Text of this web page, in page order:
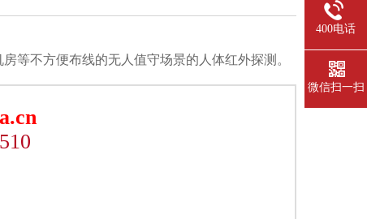
等不方便布线的无人值守场景的人体红外探测。
400电话
微信扫一扫